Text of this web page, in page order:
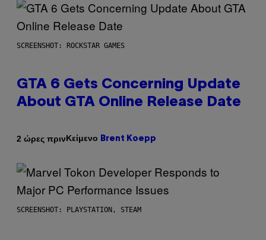
SCREENSHOT: ROCKSTAR GAMES
GTA 6 Gets Concerning Update
About GTA Online Release Date
2 ώρες πρινΚείμενο Brent Koepp
SCREENSHOT: PLAYSTATION, STEAM